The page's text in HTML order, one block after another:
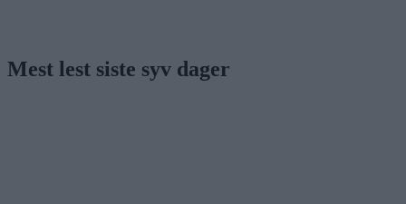
Mest lest siste syv dager